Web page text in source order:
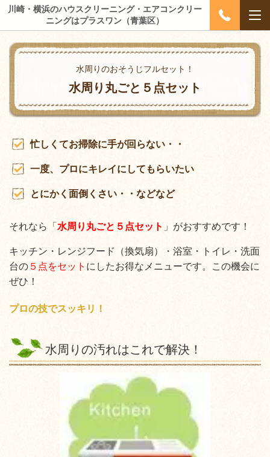
川崎・横浜のハウスクリーニング・エアコンクリー
ニングはプラスワン（青葉区）
水周りのおそうじフルセット！
水周り丸ごと５点セット
忙しくてお掃除に手が回らない・・
一度、プロにキレイにしてもらいたい
とにかく面倒くさい・・などなど
それなら「 水周り丸ごと５点セット 」がおすすめです！
キッチン・レンジフード（換気扇）・浴室・トイレ・洗面
台の ５点をセット にしたお得なメニューです。この機会に
ぜひ！
プロの技でスッキリ！
水周りの汚れはこれで解決！